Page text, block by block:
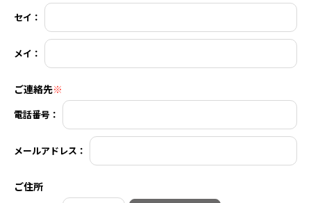
セイ：
メイ：
ご連絡先※
電話番号：
メールアドレス：
ご住所